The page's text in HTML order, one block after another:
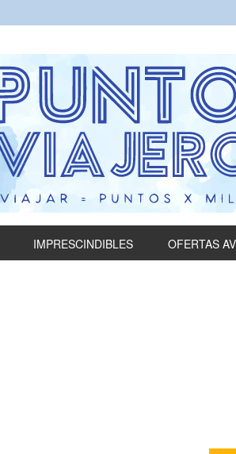
IMPRESCINDIBLES OFERTAS